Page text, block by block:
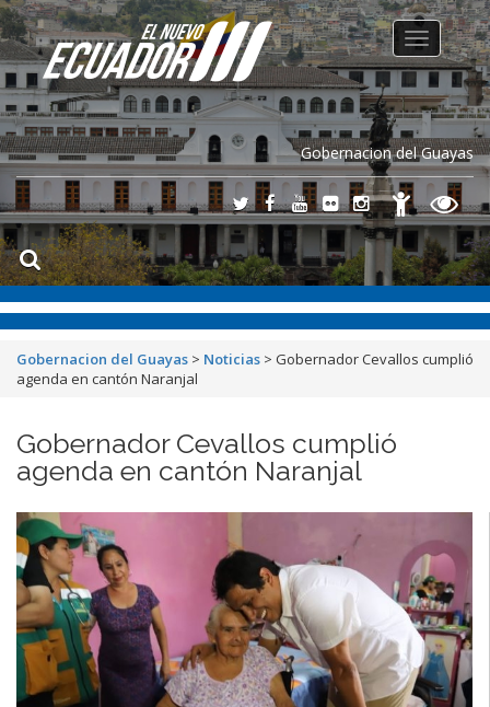
Gobernacion del Guayas
Toggle
navigation
Gobernacion del Guayas > Noticias > Gobernador Cevallos cumplió
agenda en cantón Naranjal
Gobernador Cevallos cumplió
agenda en cantón Naranjal